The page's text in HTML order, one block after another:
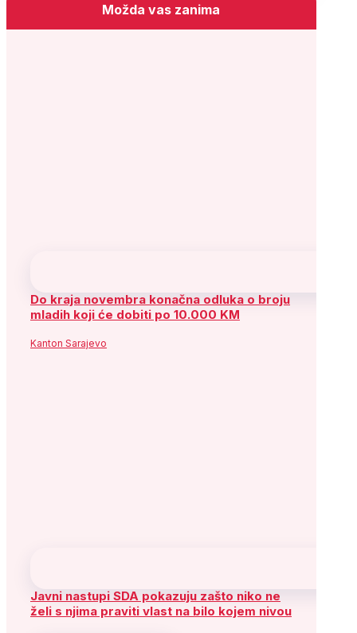
Možda vas zanima
Do kraja novembra konačna odluka o broju
mladih koji će dobiti po 10.000 KM
Kanton Sarajevo
Javni nastupi SDA pokazuju zašto niko ne
želi s njima praviti vlast na bilo kojem nivou